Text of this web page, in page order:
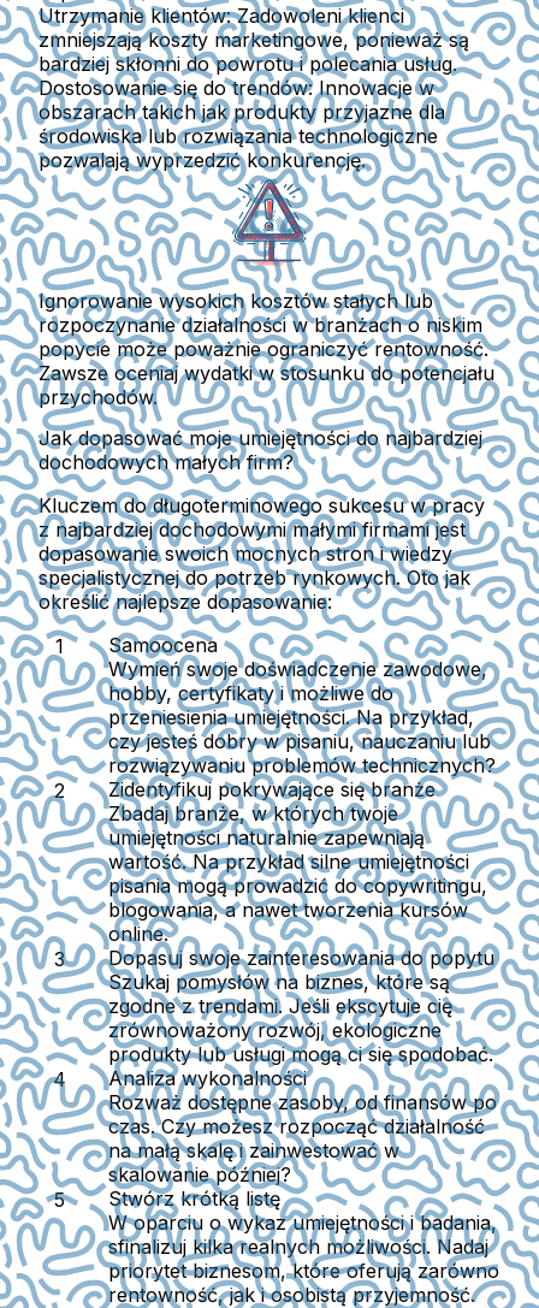
Utrzymanie klientów:Zadowoleni klienci
zmniejszają koszty marketingowe, ponieważ są
bardziej skłonni do powrotu i polecania usług.
Dostosowanie się do trendów:Innowacje w
obszarach takich jak produkty przyjazne dla
środowiska lub rozwiązania technologiczne
pozwalają wyprzedzić konkurencję.
Ignorowanie wysokich kosztów stałych lub
rozpoczynanie działalności w branżach o niskim
popycie może poważnie ograniczyć rentowność.
Zawsze oceniaj wydatki w stosunku do potencjału
przychodów.
Jak dopasować moje umiejętności do najbardziej
dochodowych małych firm?
Kluczem do długoterminowego sukcesu w pracy
z najbardziej dochodowymi małymi firmami jest
dopasowanie swoich mocnych stron i wiedzy
specjalistycznej do potrzeb rynkowych. Oto jak
określić najlepsze dopasowanie:
Samoocena
Wymień swoje doświadczenie zawodowe,
hobby, certyfikaty i możliwe do
przeniesienia umiejętności. Na przykład,
czy jesteś dobry w pisaniu, nauczaniu lub
rozwiązywaniu problemów technicznych?
Zidentyfikuj pokrywające się branże
Zbadaj branże, w których twoje
umiejętności naturalnie zapewniają
wartość. Na przykład silne umiejętności
pisania mogą prowadzić do copywritingu,
blogowania, a nawet tworzenia kursów
online.
Dopasuj swoje zainteresowania do popytu
Szukaj pomysłów na biznes, które są
zgodne z trendami. Jeśli ekscytuje cię
zrównoważony rozwój, ekologiczne
produkty lub usługi mogą ci się spodobać.
Analiza wykonalności
Rozważ dostępne zasoby, od finansów po
czas. Czy możesz rozpocząć działalność
na małą skalę i zainwestować w
skalowanie później?
Stwórz krótką listę
W oparciu o wykaz umiejętności i badania,
sfinalizuj kilka realnych możliwości. Nadaj
priorytet biznesom, które oferują zarówno
rentowność, jak i osobistą przyjemność.